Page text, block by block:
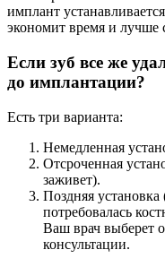
имплант
экономит время и лучше
Если зуб все же
до имплантации?
Есть три варианта:
Немедленная
Отсроченная
заживет).
Поздняя установка
потребовалась
Ваш врач выберет
консультации.